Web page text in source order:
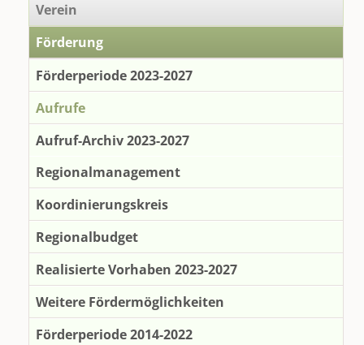
Verein
Förderung
Förderperiode 2023-2027
Aufrufe
Aufruf-Archiv 2023-2027
Regionalmanagement
Koordinierungskreis
Regionalbudget
Realisierte Vorhaben 2023-2027
Weitere Fördermöglichkeiten
Förderperiode 2014-2022